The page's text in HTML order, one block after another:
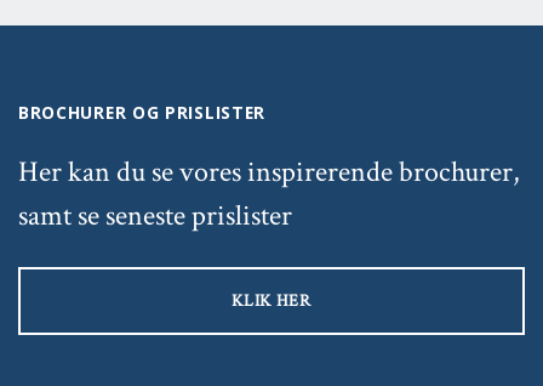
BROCHURER OG PRISLISTER
Her kan du se vores inspirerende brochurer,
samt se seneste prislister
KLIK HER